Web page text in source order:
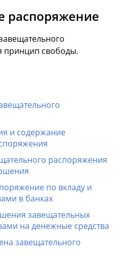
распоряжение
принцип свободы.
и содержание
распоряжения
по вкладу и
в банках
завещательных
на денежные средства
завещательного